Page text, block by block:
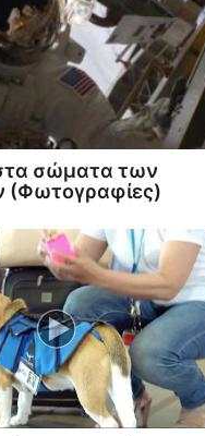
σώματα των
(Φωτογραφίες)